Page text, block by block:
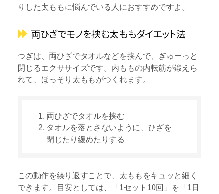
りした太ももに悩んでいる人におすすめですよ。
両ひざでモノを挟む太ももダイエット法
つぎは、両ひざでタオルなどを挟んで、ぎゅーっと
閉じるエクササイズです。内ももの内転筋が鍛えら
れて、ほっそり太ももがつくれます。
両ひざでタオルを挟む
タオルを落とさないように、ひざを
閉じたり緩めたりする
この動作を繰り返すことで、太ももをキュッと細く
できます。目安としては、「1セット10回」を「1日